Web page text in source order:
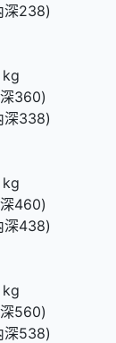
深238)
kg
360)
深338)
kg
460)
深438)
kg
560)
深538)